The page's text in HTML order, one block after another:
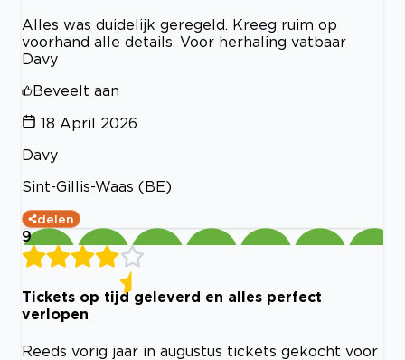
Alles was duidelijk geregeld. Kreeg ruim op
voorhand alle details. Voor herhaling vatbaar
Davy
Beveelt aan
18 April 2026
Davy
Sint-Gillis-Waas (BE)
delen
9
Tickets op tijd geleverd en alles perfect
verlopen
Reeds vorig jaar in augustus tickets gekocht voor